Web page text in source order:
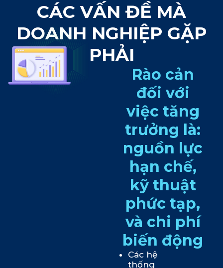
CÁC VẤN ĐỀ MÀ
DOANH NGHIỆP GẶP
PHẢI
Rào cản
đối với
việc tăng
trưởng là:
nguồn lực
hạn chế,
kỹ thuật
phức tạp,
và chi phí
biến động
Các hệ
thống